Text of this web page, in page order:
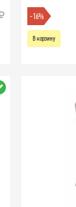
-16%
В корзину